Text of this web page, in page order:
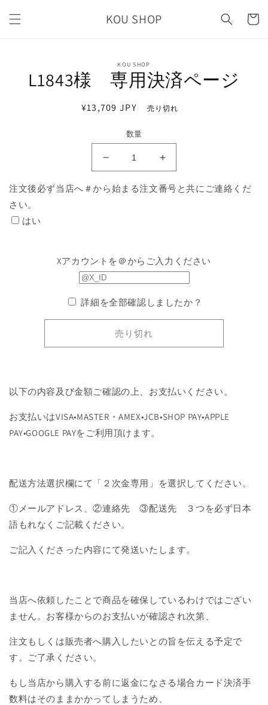
ンツに
進む
KOU SHOP
ー
キップ
KOU SHOP
L1843様 専用決済ページ
通
¥13,709 JPY 売り切れ
数量
L1843
専
ー
ジ
数
量
を
減
L1843
専
ー
数
量
増
注文後必ず当店へ＃から始まる注文番号と共にご連絡くだ
さい。
はい
Xアカウントを＠からご入力ください
詳細を全部確認しましたか？
売り切れ
以下の内容及び金額ご確認の上、お支払いください。
お支払いはVISA•MASTER・AMEX•JCB•SHOP PAY•APPLE
PAY•GOOGLE PAYをご利用頂けます。
配送方法選択欄にて「２次金専用」を選択してください。
①メールアドレス、②連絡先 ③配送先 ３つを必ず日本
語もれなくご記載ください。
ご記入くださった内容にて発送いたします。
当店へ依頼したことで商品を確保しているわけではござい
ません。お客様からのお支払いが確認され次第、
注文もしくは販売者へ購入したいとの旨を伝える予定で
す。ご了承ください。
もし当店から購入する前に返金になさる場合カード決済手
数料はそのままかかってしまうため、